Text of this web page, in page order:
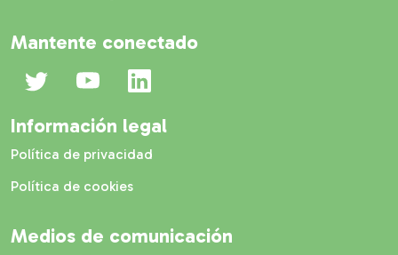
Mantente conectado
Medios de comunicación
Información legal
Política de privacidad
Política de cookies